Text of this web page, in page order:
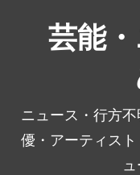
芸能
ニュース・行方
優・アーティス